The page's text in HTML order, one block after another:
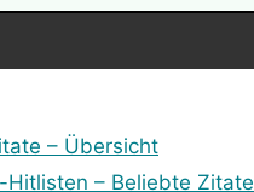
– Übersicht
Hitlisten – Beliebte Zitate